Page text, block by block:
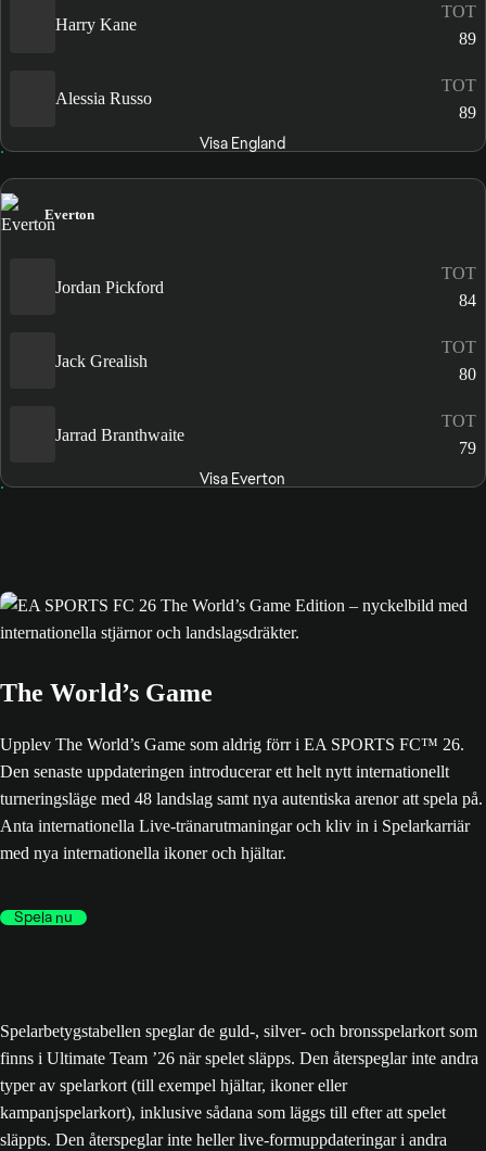
Harry Kane
TOT
89
Alessia Russo
TOT
89
Visa England
Everton
Jordan Pickford
TOT
84
Jack Grealish
TOT
80
Jarrad Branthwaite
TOT
79
Visa Everton
The World’s Game
Upplev The World’s Game som aldrig förr i EA SPORTS FC™ 26.
Den senaste uppdateringen introducerar ett helt nytt internationellt
turneringsläge med 48 landslag samt nya autentiska arenor att spela på.
Anta internationella Live-tränarutmaningar och kliv in i Spelarkarriär
med nya internationella ikoner och hjältar.
Spela nu
Spelarbetygstabellen speglar de guld-, silver- och bronsspelarkort som
finns i Ultimate Team ’26 när spelet släpps. Den återspeglar inte andra
typer av spelarkort (till exempel hjältar, ikoner eller
kampanjspelarkort), inklusive sådana som läggs till efter att spelet
släppts. Den återspeglar inte heller live-formuppdateringar i andra